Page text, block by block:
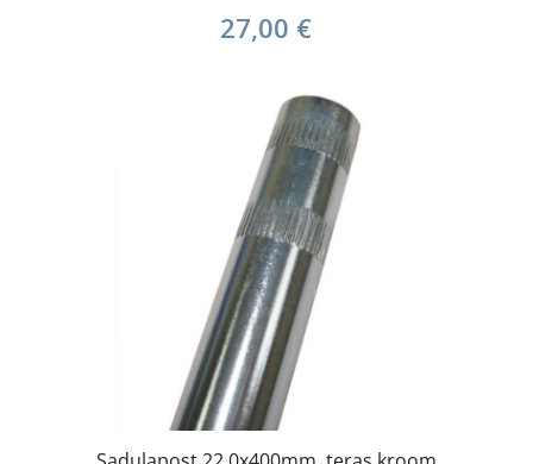
27,00 €